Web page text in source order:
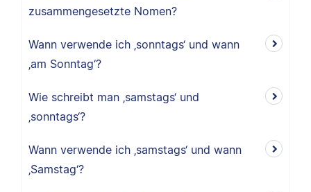
zusammengesetzte Nomen?
Wann verwende ich ‚sonntags‘ und wann
‚am Sonntag‘?
Wie schreibt man ‚samstags‘ und
‚sonntags‘?
Wann verwende ich ‚samstags‘ und wann
‚Samstag‘?